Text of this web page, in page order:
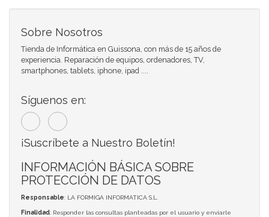
Sobre Nosotros
Tienda de Informática en Guissona, con más de 15 años de
experiencia. Reparación de equipos, ordenadores, TV,
smartphones, tablets, iphone, ipad ....
Síguenos en:
¡Suscríbete a Nuestro Boletín!
INFORMACIÓN BÁSICA SOBRE
PROTECCIÓN DE DATOS
Responsable: LA FORMIGA INFORMATICA S.L.
Finalidad: Responder las consultas planteadas por el usuario y enviarle